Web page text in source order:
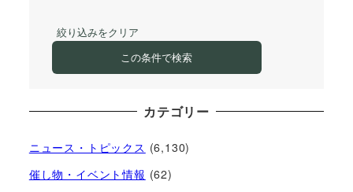
絞り込みをクリア
この条件で検索
カテゴリー
ニュース・トピックス (6,130)
催し物・イベント情報 (62)